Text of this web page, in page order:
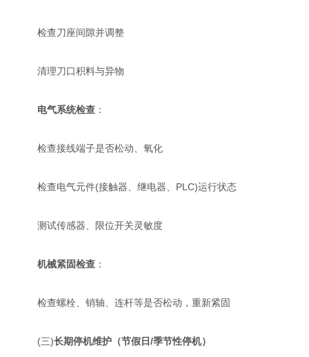
检查刀座间隙并调整
清理刀口积料与异物
电气系统检查 ：
检查接线端子是否松动、氧化
检查电气元件(接触器、继电器、PLC)运行状态
测试传感器、限位开关灵敏度
机械紧固检查 ：
检查螺栓、销轴、连杆等是否松动，重新紧固
(三)长期停机维护（节假日/季节性停机）